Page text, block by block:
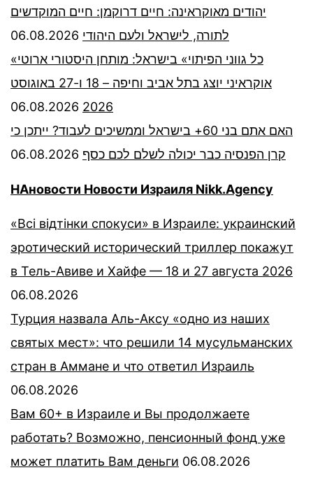
יהודים מאוקראינה: חיים דרוקמן: חיים המוקדשים
לתורה, לישראל ולעם היהודי 06.08.2026
«כל גווני הפיתוי» בישראל: מותחן היסטורי ארוטי
אוקראיני יוצג בתל אביב וחיפה – 18 ו-27 באוגוסט
2026
06.08.2026
האם אתם בני 60+ בישראל וממשיכים לעבוד? ייתכן כי
קרן הפנסיה כבר יכולה לשלם לכם כסף 06.08.2026
НАновости Новости Израиля Nikk.Agency
«Всі відтінки спокуси» в Израиле: украинский
эротический исторический триллер покажут
в Тель-Авиве и Хайфе — 18 и 27 августа 2026
06.08.2026
Турция назвала Аль-Аксу «одно из наших
святых мест»: что решили 14 мусульманских
стран в Аммане и что ответил Израиль
06.08.2026
Вам 60+ в Израиле и Вы продолжаете
работать? Возможно, пенсионный фонд уже
может платить Вам деньги 06.08.2026